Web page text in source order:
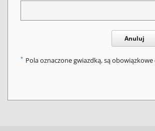
Anuluj
* Pola oznaczone gwiazdką, są obowiązkowe